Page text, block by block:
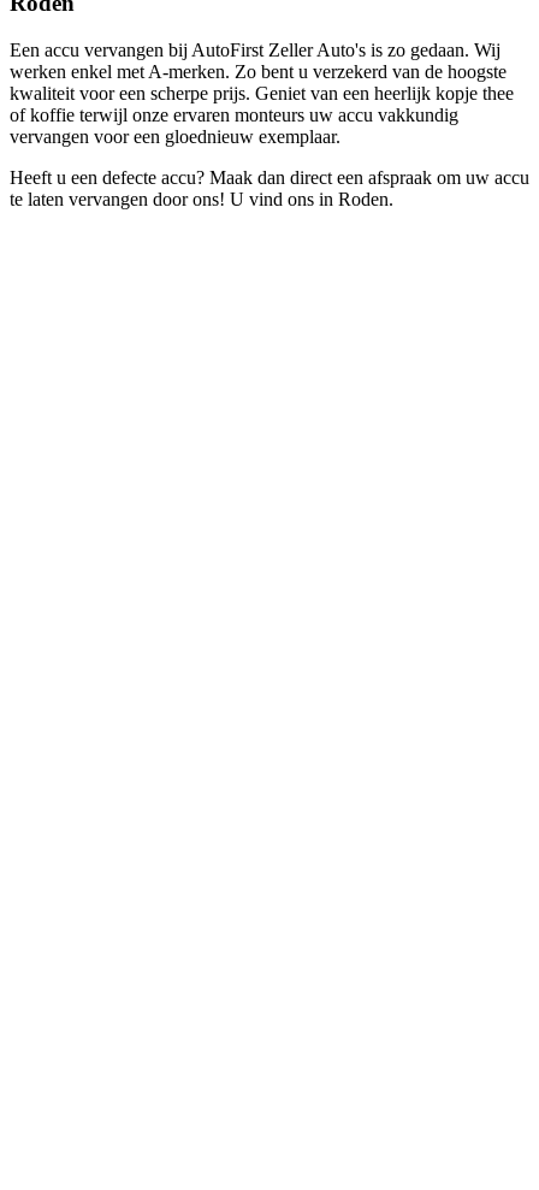
Een accu vervangen bij AutoFirst Zeller Auto's is zo gedaan. Wij
werken enkel met A-merken. Zo bent u verzekerd van de hoogste
kwaliteit voor een scherpe prijs. Geniet van een heerlijk kopje thee
of koffie terwijl onze ervaren monteurs uw accu vakkundig
vervangen voor een gloednieuw exemplaar.
Heeft u een defecte accu? Maak dan direct een afspraak om uw accu
te laten vervangen door ons! U vind ons in Roden.